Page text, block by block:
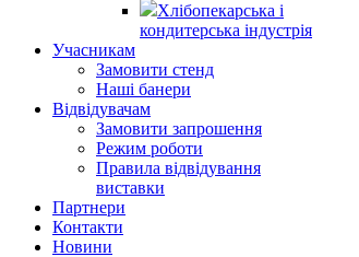
Хлібопекарська і
кондитерська індустрія
Учасникам
Замовити стенд
Наші банери
Відвідувачам
Замовити запрошення
Режим роботи
Правила відвідування
виставки
Партнери
Контакти
Новини